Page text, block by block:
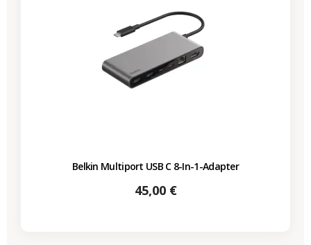
Belkin Multiport USB C 8-In-1-Adapter
Preis
45,00 €